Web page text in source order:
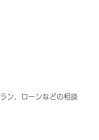
ン、ローンなどの相談